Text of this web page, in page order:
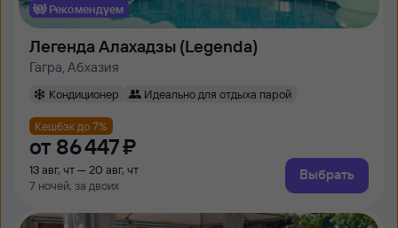
Рекомендуем
Легенда Алахадзы (Legenda)
Гагра, Абхазия
Кондиционер Идеально для отдыха парой
Кешбэк до 7%
от 86 ⁠447 ⁠₽
13 авг, чт — 20 авг, чт
7 ночей, за двоих
Выбрать